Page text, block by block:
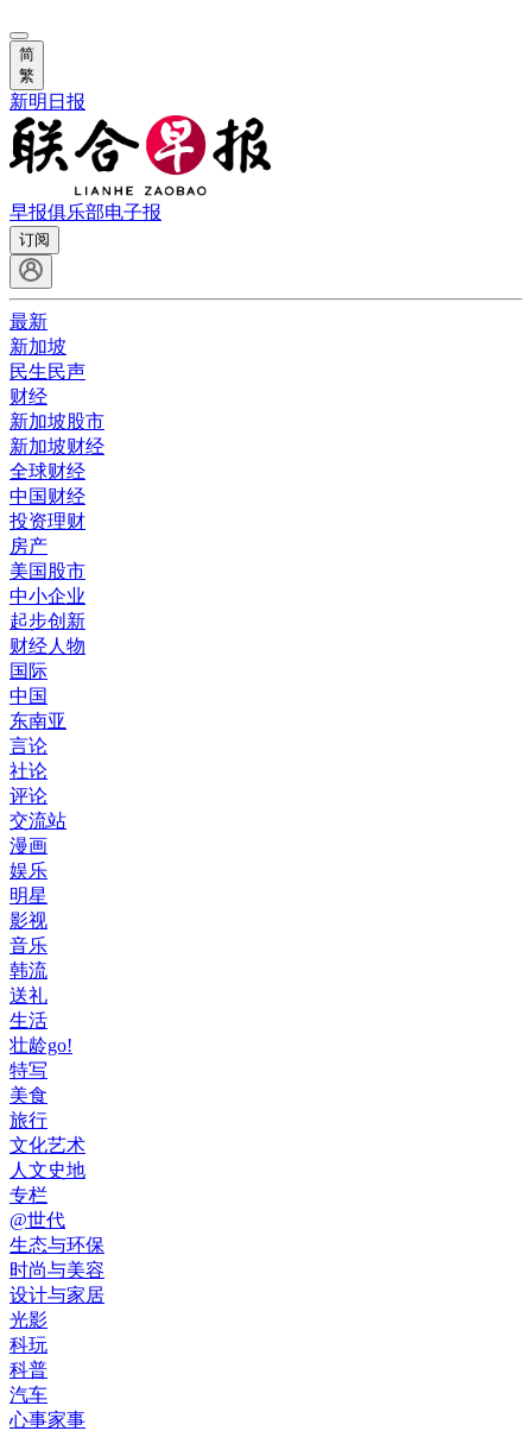
简
繁
新明日报
早报俱乐部电子报
订阅
最新
新加坡
民生民声
财经
新加坡股市
新加坡财经
全球财经
中国财经
投资理财
房产
美国股市
中小企业
起步创新
财经人物
国际
中国
东南亚
言论
社论
评论
交流站
漫画
娱乐
明星
影视
音乐
韩流
送礼
生活
壮龄go!
特写
美食
旅行
文化艺术
人文史地
专栏
@世代
生态与环保
时尚与美容
设计与家居
光影
科玩
科普
汽车
心事家事